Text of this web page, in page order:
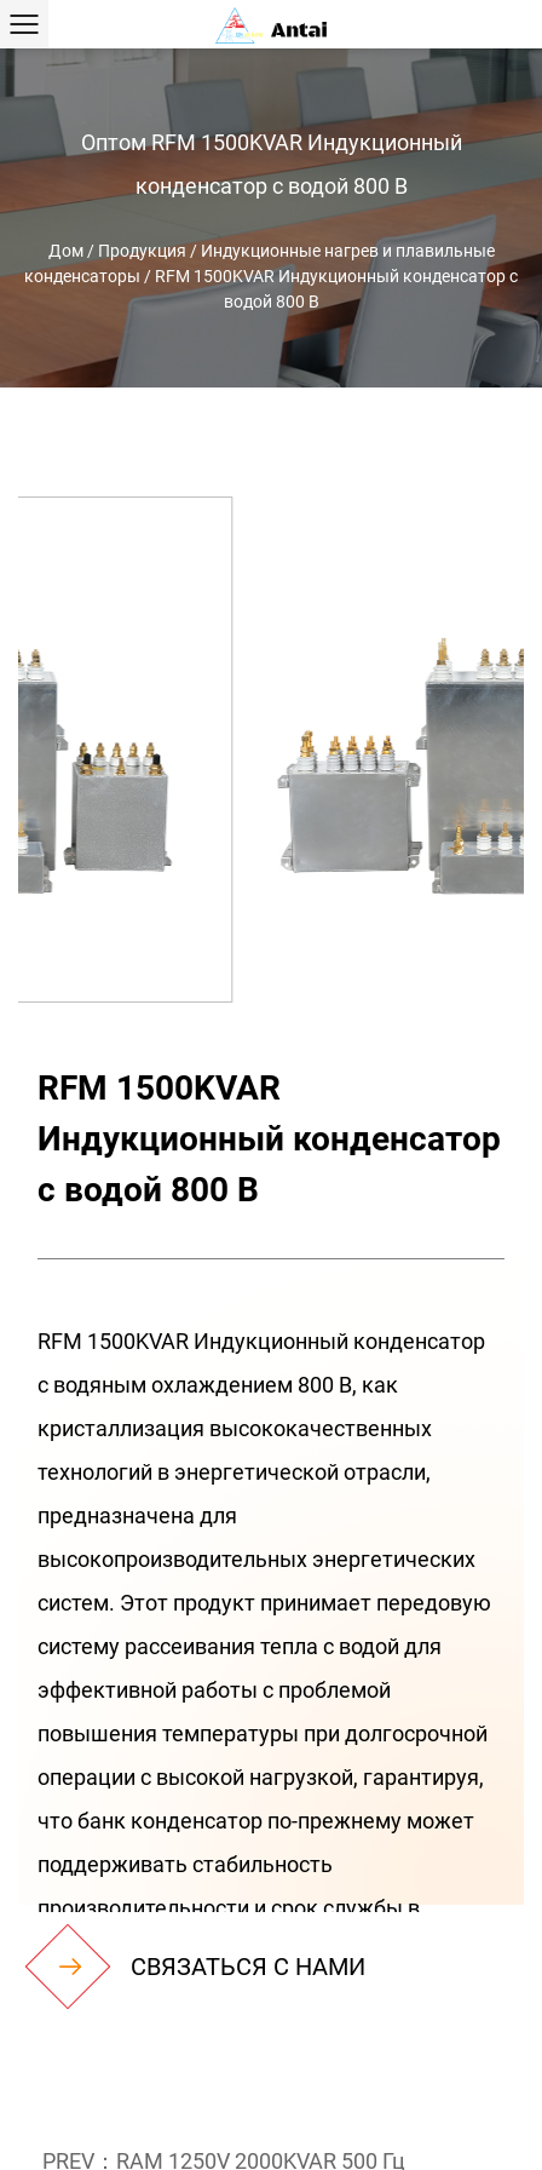
Оптом RFM 1500KVAR Индукционный
конденсатор с водой 800 В
Дом/ Продукция / Индукционные нагрев и плавильные
конденсаторы / RFM 1500KVAR Индукционный конденсатор с
водой 800 В
RFM 1500KVAR
Индукционный конденсатор
с водой 800 В
RFM 1500KVAR Индукционный конденсатор
с водяным охлаждением 800 В, как
кристаллизация высококачественных
технологий в энергетической отрасли,
предназначена для
высокопроизводительных энергетических
систем. Этот продукт принимает передовую
систему рассеивания тепла с водой для
эффективной работы с проблемой
повышения температуры при долгосрочной
операции с высокой нагрузкой, гарантируя,
что банк конденсатор по-прежнему может
поддерживать стабильность
производительности и срок службы в
условиях труда. Его основной дизайн
интегрирует новейшую технологию
СВЯЗАТЬСЯ С НАМИ
PREV：RAM 1250V 2000KVAR 500 Гц